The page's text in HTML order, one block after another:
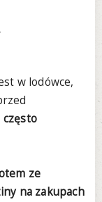
w lodówce,
często
ze
na zakupach